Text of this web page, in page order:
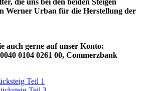
Werner Urban für die Herstellung der
auch gerne auf unser Konto:
0104 0261 00, Commerzbank